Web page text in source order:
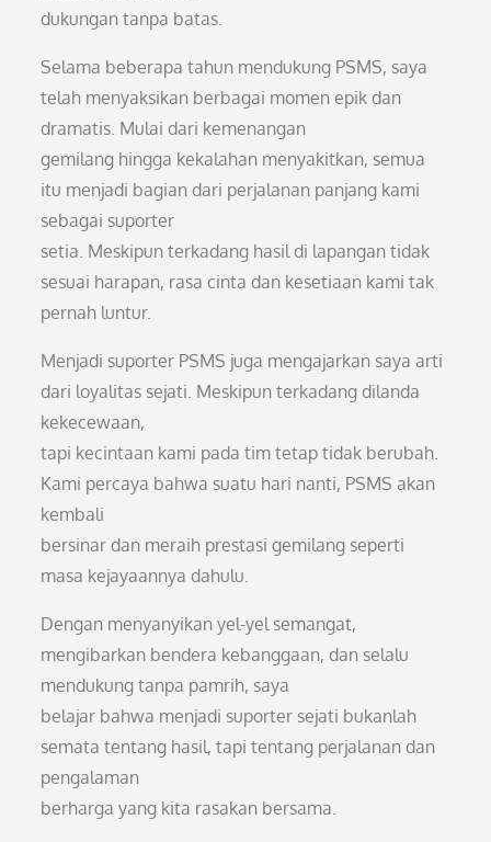
dukungan tanpa batas.
Selama beberapa tahun mendukung PSMS, saya
telah menyaksikan berbagai momen epik dan
dramatis. Mulai dari kemenangan
gemilang hingga kekalahan menyakitkan, semua
itu menjadi bagian dari perjalanan panjang kami
sebagai suporter
setia. Meskipun terkadang hasil di lapangan tidak
sesuai harapan, rasa cinta dan kesetiaan kami tak
pernah luntur.
Menjadi suporter PSMS juga mengajarkan saya arti
dari loyalitas sejati. Meskipun terkadang dilanda
kekecewaan,
tapi kecintaan kami pada tim tetap tidak berubah.
Kami percaya bahwa suatu hari nanti, PSMS akan
kembali
bersinar dan meraih prestasi gemilang seperti
masa kejayaannya dahulu.
Dengan menyanyikan yel-yel semangat,
mengibarkan bendera kebanggaan, dan selalu
mendukung tanpa pamrih, saya
belajar bahwa menjadi suporter sejati bukanlah
semata tentang hasil, tapi tentang perjalanan dan
pengalaman
berharga yang kita rasakan bersama.